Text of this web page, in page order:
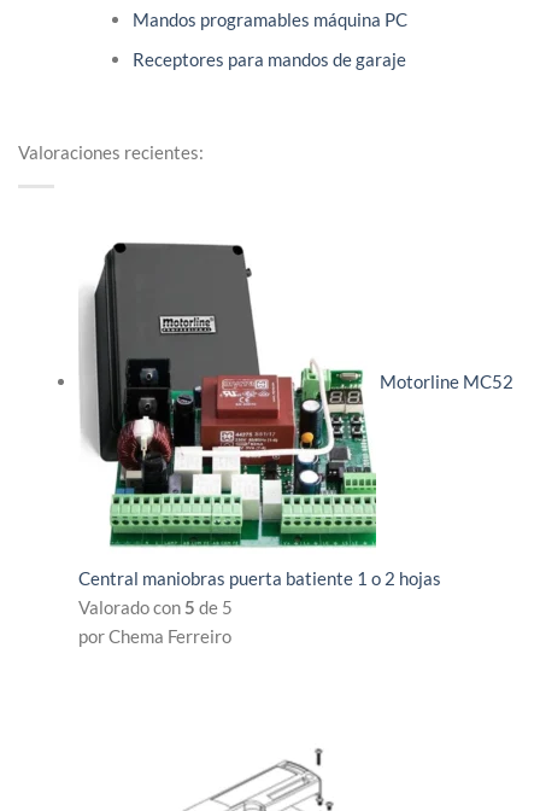
Mandos programables máquina PC
Receptores para mandos de garaje
Valoraciones recientes:
Motorline MC52
Central maniobras puerta batiente 1 o 2 hojas
Valorado con 5 de 5
por Chema Ferreiro